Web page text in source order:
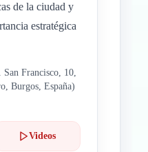
de la ciudad y
estratégica
Francisco, 10,
Burgos, España)
Videos